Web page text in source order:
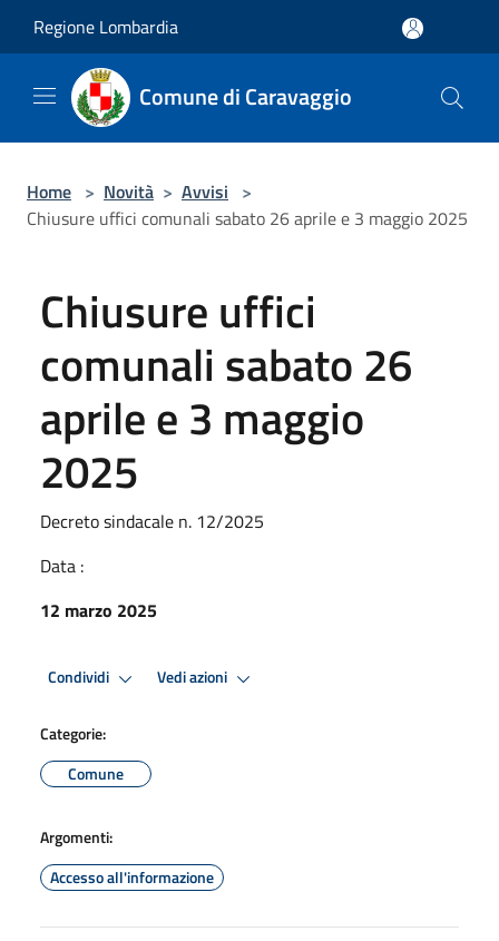
Regione Lombardia
Comune di Caravaggio
Home > Novità > Avvisi >
Chiusure uffici comunali sabato 26 aprile e 3 maggio 2025
Chiusure uffici
comunali sabato 26
aprile e 3 maggio
2025
Decreto sindacale n. 12/2025
Data :
12 marzo 2025
Condividi Vedi azioni
Categorie:
Comune
Argomenti:
Accesso all'informazione